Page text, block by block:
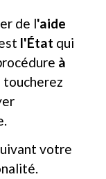
de l'aide
l'État qui
à
toucherez
votre